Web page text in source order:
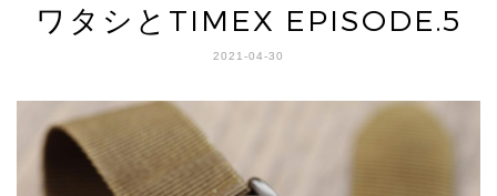
ワタシとTIMEX EPISODE.5
2021-04-30